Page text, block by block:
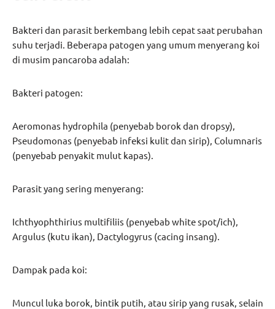
Bakteri dan parasit berkembang lebih cepat saat perubahan
suhu terjadi. Beberapa patogen yang umum menyerang koi
di musim pancaroba adalah:
Bakteri patogen:
Aeromonas hydrophila (penyebab borok dan dropsy),
Pseudomonas (penyebab infeksi kulit dan sirip), Columnaris
(penyebab penyakit mulut kapas).
Parasit yang sering menyerang:
Ichthyophthirius multifiliis (penyebab white spot/ich),
Argulus (kutu ikan), Dactylogyrus (cacing insang).
Dampak pada koi:
Muncul luka borok, bintik putih, atau sirip yang rusak, selain